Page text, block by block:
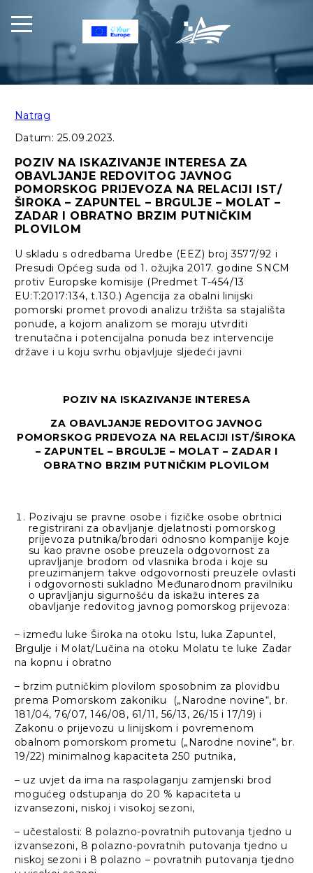
Natrag
Datum: 25.09.2023.
POZIV NA ISKAZIVANJE INTERESA ZA
OBAVLJANJE REDOVITOG JAVNOG
POMORSKOG PRIJEVOZA NA RELACIJI IST/
ŠIROKA – ZAPUNTEL – BRGULJE – MOLAT –
ZADAR I OBRATNO BRZIM PUTNIČKIM
PLOVILOM
U skladu s odredbama Uredbe (EEZ) broj 3577/92 i
Presudi Općeg suda od 1. ožujka 2017. godine SNCM
protiv Europske komisije (Predmet T-454/13
EU:T:2017:134, t.130.) Agencija za obalni linijski
pomorski promet provodi analizu tržišta sa stajališta
ponude, a kojom analizom se moraju utvrditi
trenutačna i potencijalna ponuda bez intervencije
države i u koju svrhu objavljuje sljedeći javni
POZIV NA ISKAZIVANJE INTERESA
ZA OBAVLJANJE REDOVITOG JAVNOG
POMORSKOG PRIJEVOZA NA RELACIJI IST/ŠIROKA
– ZAPUNTEL – BRGULJE – MOLAT – ZADAR I
OBRATNO BRZIM PUTNIČKIM PLOVILOM
Pozivaju se pravne osobe i fizičke osobe obrtnici
registrirani za obavljanje djelatnosti pomorskog
prijevoza putnika/brodari odnosno kompanije koje
su kao pravne osobe preuzela odgovornost za
upravljanje brodom od vlasnika broda i koje su
preuzimanjem takve odgovornosti preuzele ovlasti
i odgovornosti sukladno Međunarodnom pravilniku
o upravljanju sigurnošću da iskažu interes za
obavljanje redovitog javnog pomorskog prijevoza:
– između luke Široka na otoku Istu, luka Zapuntel,
Brgulje i Molat/Lučina na otoku Molatu te luke Zadar
na kopnu i obratno
– brzim putničkim plovilom sposobnim za plovidbu
prema Pomorskom zakoniku („Narodne novine“, br.
181/04, 76/07, 146/08, 61/11, 56/13, 26/15 i 17/19) i
Zakonu o prijevozu u linijskom i povremenom
obalnom pomorskom prometu („Narodne novine“, br.
19/22) minimalnog kapaciteta 250 putnika,
– uz uvjet da ima na raspolaganju zamjenski brod
mogućeg odstupanja do 20 % kapaciteta u
izvansezoni, niskoj i visokoj sezoni,
– učestalosti: 8 polazno-povratnih putovanja tjedno u
izvansezoni, 8 polazno-povratnih putovanja tjedno u
niskoj sezoni i 8 polazno – povratnih putovanja tjedno